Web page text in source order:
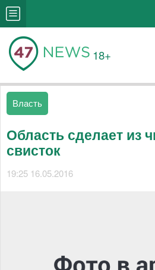
18+
Власть
Область сделает из
свисток
19:25 16.05.2016